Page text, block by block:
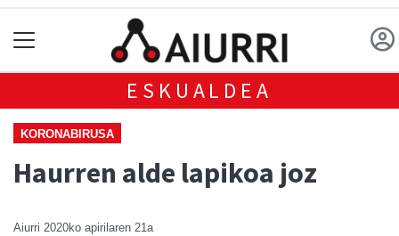
ESKUALDEA
KORONABIRUSA
Haurren alde lapikoa joz
Aiurri 2020ko apirilaren 21a